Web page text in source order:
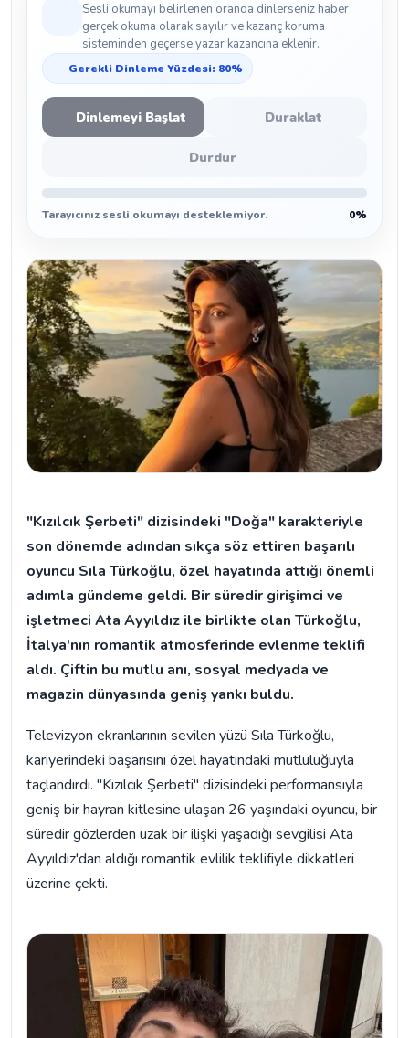
Sesli okumayı belirlenen oranda dinlerseniz haber
gerçek okuma olarak sayılır ve kazanç koruma
sisteminden geçerse yazar kazancına eklenir.
Gerekli Dinleme Yüzdesi: 80%
Dinlemeyi Başlat Duraklat
Durdur
Tarayıcınız sesli okumayı desteklemiyor. 0%
"Kızılcık Şerbeti" dizisindeki "Doğa" karakteriyle
son dönemde adından sıkça söz ettiren başarılı
oyuncu Sıla Türkoğlu, özel hayatında attığı önemli
adımla gündeme geldi. Bir süredir girişimci ve
işletmeci Ata Ayyıldız ile birlikte olan Türkoğlu,
İtalya'nın romantik atmosferinde evlenme teklifi
aldı. Çiftin bu mutlu anı, sosyal medyada ve
magazin dünyasında geniş yankı buldu.
Televizyon ekranlarının sevilen yüzü Sıla Türkoğlu,
kariyerindeki başarısını özel hayatındaki mutluluğuyla
taçlandırdı. "Kızılcık Şerbeti" dizisindeki performansıyla
geniş bir hayran kitlesine ulaşan 26 yaşındaki oyuncu, bir
süredir gözlerden uzak bir ilişki yaşadığı sevgilisi Ata
Ayyıldız'dan aldığı romantik evlilik teklifiyle dikkatleri
üzerine çekti.